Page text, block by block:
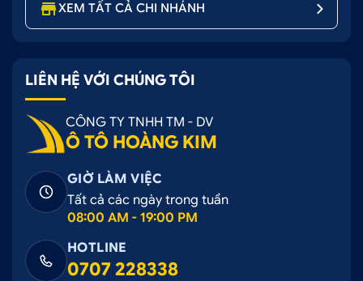
XEM TẤT CẢ CHI NHÁNH
LIÊN HỆ VỚI CHÚNG TÔI
CÔNG TY TNHH TM - DV
Ô TÔ HOÀNG KIM
GIỜ LÀM VIỆC
Tất cả các ngày trong tuần
08:00 AM - 19:00 PM
HOTLINE
0707 228338